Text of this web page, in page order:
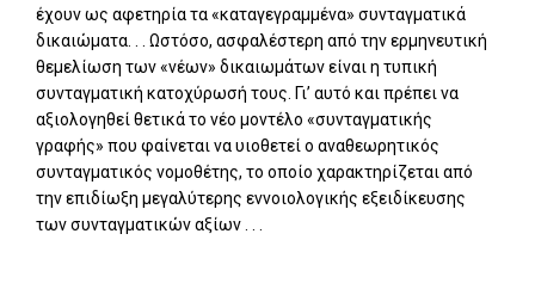
έχουν ως αφετηρία τα «καταγεγραμμένα» συνταγματικά
δικαιώματα. . . Ωστόσο, ασφαλέστερη από την ερμηνευτική
θεμελίωση των «νέων» δικαιωμάτων είναι η τυπική
συνταγματική κατοχύρωσή τους. Γι’ αυτό και πρέπει να
αξιολογηθεί θετικά το νέο μοντέλο «συνταγματικής
γραφής» που φαίνεται να υιοθετεί ο αναθεωρητικός
συνταγματικός νομοθέτης, το οποίο χαρακτηρίζεται από
την επιδίωξη μεγαλύτερης εννοιολογικής εξειδίκευσης
των συνταγματικών αξίων . . .